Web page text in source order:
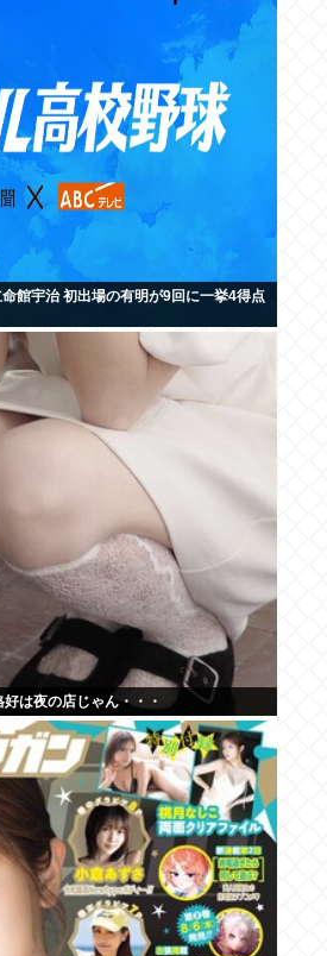
命館宇治 初出場の有明が9回に一挙4得点
は夜の店じゃん・・・